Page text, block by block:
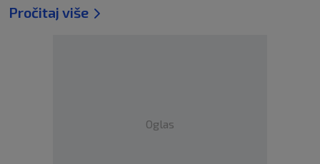
Pročitaj više
Oglas